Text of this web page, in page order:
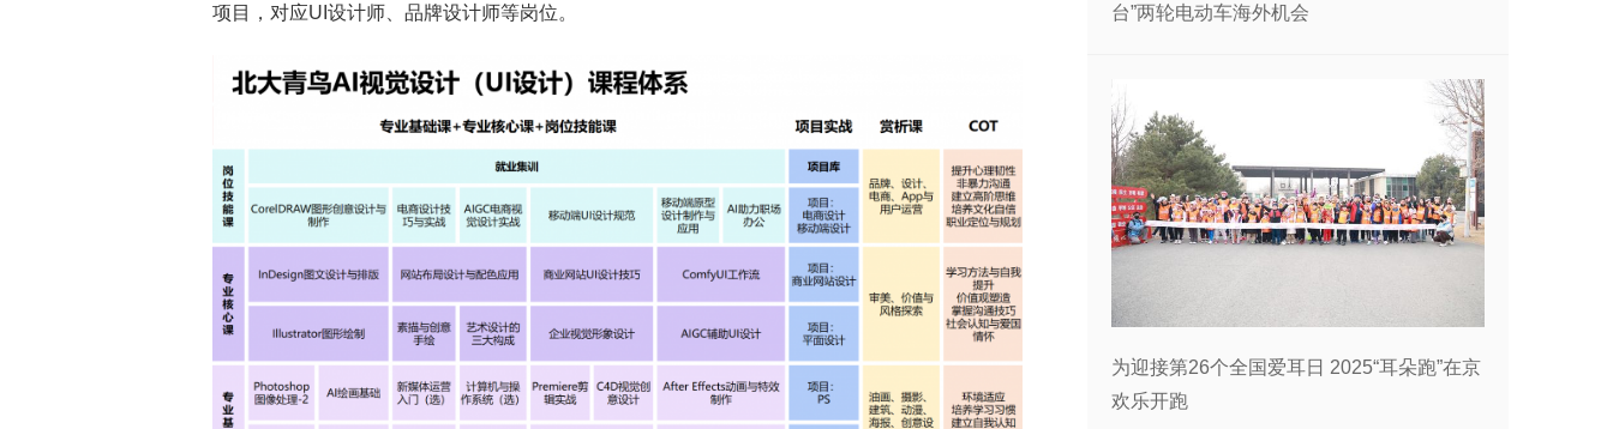
项目，对应UI设计师、品牌设计师等岗位。
台”两轮电动车海外机会
为迎接第26个全国爱耳日 2025“耳朵跑”在京
欢乐开跑